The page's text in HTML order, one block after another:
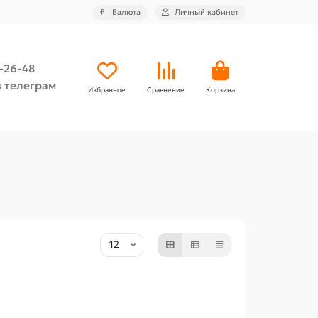
₽ Валюта Личный кабинет
26-48
Избранное Сравнение Корзина